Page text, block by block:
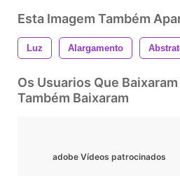
Esta Imagem Também
Luz Alargamento
Os Usuarios Que
Também Baixaram
adobe Vídeos patrocinados